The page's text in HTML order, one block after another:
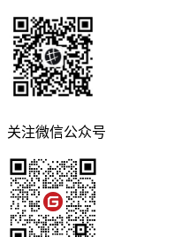
关注微信公众号